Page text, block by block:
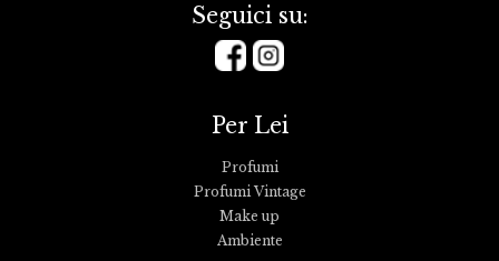
Seguici su:
Per Lei
Profumi
Profumi Vintage
Make up
Ambiente